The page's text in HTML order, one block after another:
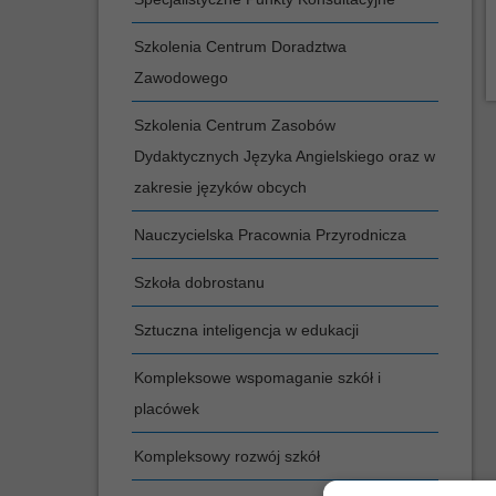
Szkolenia Centrum Doradztwa
Zawodowego
Szkolenia Centrum Zasobów
Dydaktycznych Języka Angielskiego oraz w
zakresie języków obcych
Nauczycielska Pracownia Przyrodnicza
Szkoła dobrostanu
Sztuczna inteligencja w edukacji
Kompleksowe wspomaganie szkół i
placówek
Kompleksowy rozwój szkół